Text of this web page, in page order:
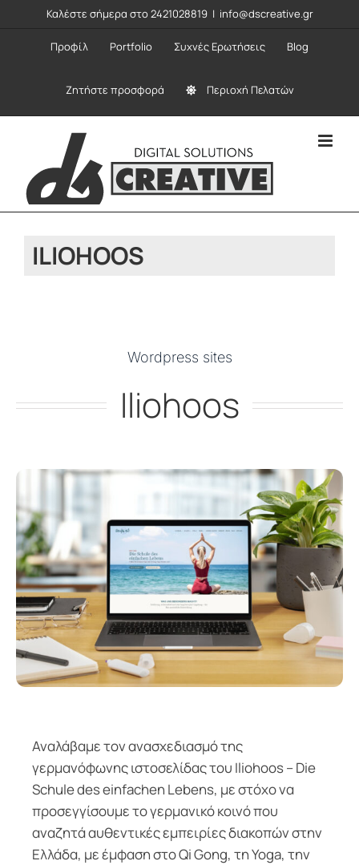
Μετάβαση
περιεχόμενο
Καλέστε σήμερα στο 2421028819 | info@dscreative.gr
Προφίλ Portfolio Συχνές Ερωτήσεις Blog
Ζητήστε προσφορά Περιοχή Πελατών
ILIOHOOS
Wordpress sites
Iliohoos
Αναλάβαμε τον ανασχεδιασμό της
γερμανόφωνης ιστοσελίδας του Iliohoos – Die
Schule des einfachen Lebens, με στόχο να
προσεγγίσουμε το γερμανικό κοινό που
αναζητά αυθεντικές εμπειρίες διακοπών στην
Ελλάδα, με έμφαση στο Qi Gong, τη Yoga, την